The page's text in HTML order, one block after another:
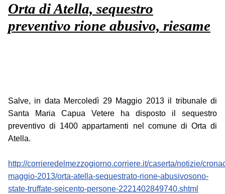
Orta di Atella, sequestro
preventivo rione abusivo, riesame
Salve, in data Mercoledì 29 Maggio 2013 il tribunale di
Santa Maria Capua Vetere ha disposto il sequestro
preventivo di 1400 appartamenti nel comune di Orta di
Atella.
http://corrieredelmezzogiorno.corriere.it/caserta/notizie/
maggio-2013/orta-atella-sequestrato-rione-abusivosono-
state-truffate-seicento-persone-2221402849740.shtml